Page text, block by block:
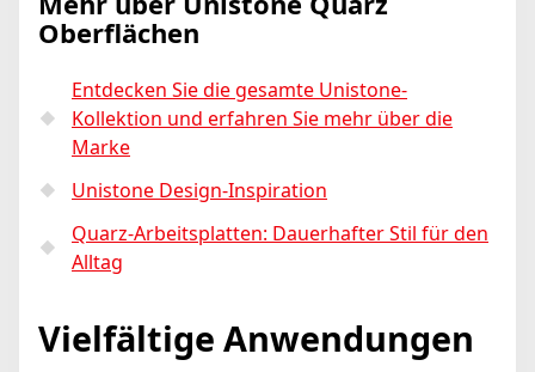
Oberflächen
Entdecken Sie die gesamte Unistone-
Kollektion und erfahren Sie mehr über die
Marke
Unistone Design-Inspiration
Quarz-Arbeitsplatten: Dauerhafter Stil für den
Alltag
Vielfältige Anwendungen